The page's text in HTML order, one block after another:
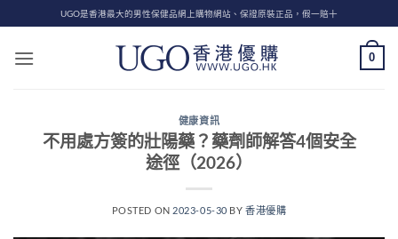
to
content
UGO是香港最大的男性保健品網上購物網站、保證原裝正品，假一賠十
0
健康資訊
不用處方簽的壯陽藥？藥劑師解答4個安全
途徑（2026）
POSTED ON 2023-05-30 BY香港優購